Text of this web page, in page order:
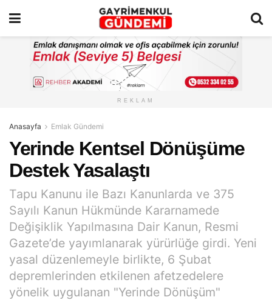
REKLAM
Anasayfa Emlak Gündemi
Yerinde Kentsel Dönüşüme
Destek Yasalaştı
Tapu Kanunu ile Bazı Kanunlarda ve 375
Sayılı Kanun Hükmünde Kararnamede
Değişiklik Yapılmasına Dair Kanun, Resmi
Gazete’de yayımlanarak yürürlüğe girdi. Yeni
yasal düzenlemeyle birlikte, 6 Şubat
depremlerinden etkilenen afetzedelere
yönelik uygulanan "Yerinde Dönüşüm"